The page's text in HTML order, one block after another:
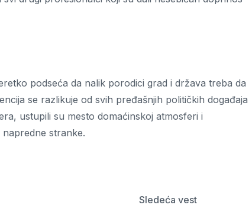
podseća da nalik porodici grad i država treba da
se razlikuje od svih pređašnjih političkih događaja
ustupili su mesto domaćinskoj atmosferi i
stranke.
Sledeća vest